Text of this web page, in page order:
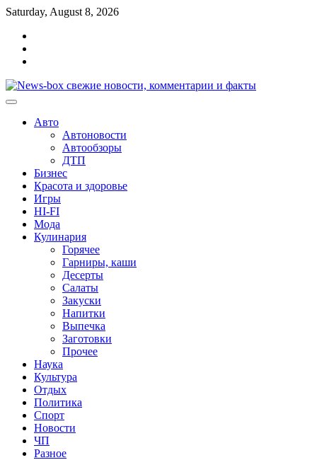
Перейти
содержимому
Saturday, August 8, 2026
Авто
Автоновости
Автообзоры
ДТП
Бизнес
Красота и здоровье
Игры
HI-FI
Мода
Кулинария
Горячее
Гарниры, каши
Десерты
Салаты
Закуски
Напитки
Выпечка
Заготовки
Прочее
Наука
Культура
Отдых
Политика
Спорт
Новости
ЧП
Разное